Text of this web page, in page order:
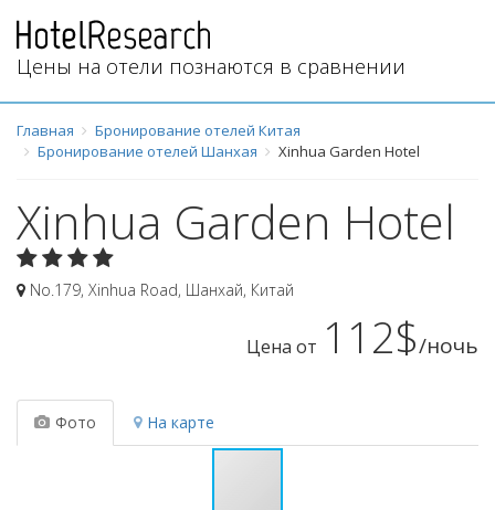
Цены на отели познаются в сравнении
Главная
Бронирование отелей Китая
Бронирование отелей Шанхая
Xinhua Garden Hotel
Xinhua Garden Hotel
No.179, Xinhua Road, Шанхай, Китай
Цена от 112$/ночь
Фото На карте